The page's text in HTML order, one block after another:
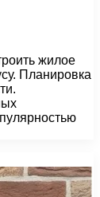
жилое
Планировка